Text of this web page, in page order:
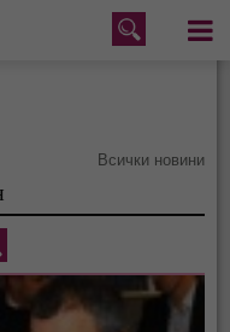
Меню
Всички новини